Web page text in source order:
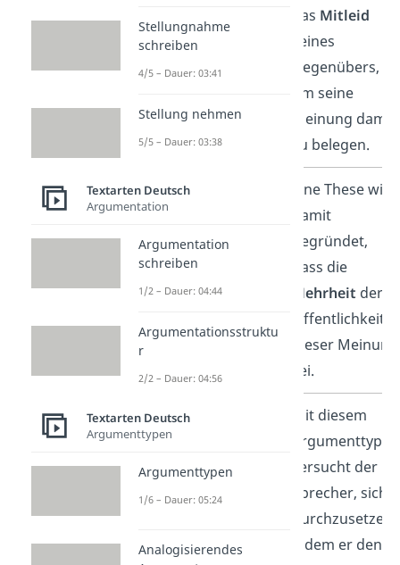
(Appell an das
Mitleid)
das Mitleid
seines
Gegenübers,
um seine
Meinung damit
zu belegen.
argumentum
ad populum
(Beweisrede für
Eine These wird
damit
begründet,
dass die
Mehrheit der
Öffentlichkeit
dieser Meinung
sei.
argumentum
ad hominem
(Beweisführung
auf den
Mit diesem
Argumenttyp
versucht der
Sprecher, sich
durchzusetzen,
indem er den
Stellungnahme
schreiben
4/5 – Dauer: 03:41
Stellung nehmen
5/5 – Dauer: 03:38
Textarten Deutsch
Argumentation
Argumentation
schreiben
1/2 – Dauer: 04:44
Argumentationsstruktu
r
2/2 – Dauer: 04:56
Textarten Deutsch
Argumenttypen
Argumenttypen
1/6 – Dauer: 05:24
Analogisierendes